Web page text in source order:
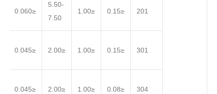
201
≤0.15
≤1.00
5.50-
7.50
≤0.060
301
≤0.15
≤1.00
≤2.00
≤0.045
304
≤0.08
≤1.00
≤2.00
≤0.045